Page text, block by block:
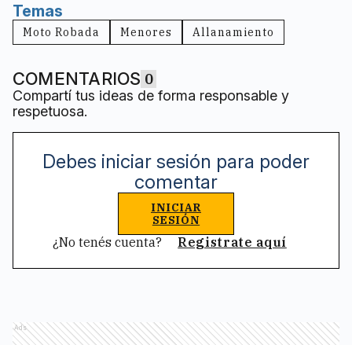
Temas
Moto Robada Menores Allanamiento
COMENTARIOS 0
Compartí tus ideas de forma responsable y
respetuosa.
Debes iniciar sesión para poder
comentar
INICIAR
SESIÓN
¿No tenés cuenta? Registrate aquí
Ads